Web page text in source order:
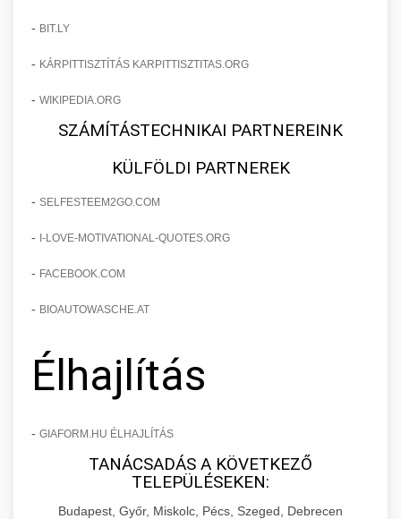
- BIT.LY
- KÁRPITTISZTÍTÁS KARPITTISZTITAS.ORG
- WIKIPEDIA.ORG
SZÁMÍTÁSTECHNIKAI PARTNEREINK
KÜLFÖLDI PARTNEREK
- SELFESTEEM2GO.COM
- I-LOVE-MOTIVATIONAL-QUOTES.ORG
- FACEBOOK.COM
- BIOAUTOWASCHE.AT
Élhajlítás
- GIAFORM.HU ÉLHAJLÍTÁS
TANÁCSADÁS A KÖVETKEZŐ
TELEPÜLÉSEKEN:
Budapest, Győr, Miskolc, Pécs, Szeged, Debrecen